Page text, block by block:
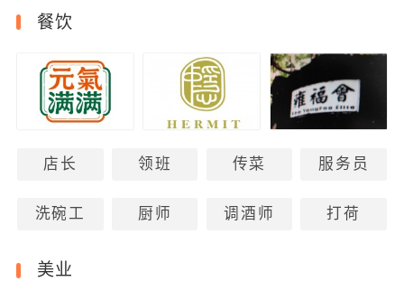
餐饮
店长 领班 传菜 服务员
洗碗工 厨师 调酒师 打荷
美业